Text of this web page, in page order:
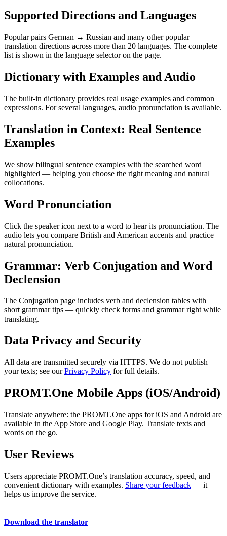
Supported Directions and Languages
Popular pairs German ↔ Russian and many other popular
translation directions across more than 20 languages. The complete
list is shown in the language selector on the page.
Dictionary with Examples and Audio
The built-in dictionary provides real usage examples and common
expressions. For several languages, audio pronunciation is available.
Translation in Context: Real Sentence
Examples
We show bilingual sentence examples with the searched word
highlighted — helping you choose the right meaning and natural
collocations.
Word Pronunciation
Click the speaker icon next to a word to hear its pronunciation. The
audio lets you compare British and American accents and practice
natural pronunciation.
Grammar: Verb Conjugation and Word
Declension
The Conjugation page includes verb and declension tables with
short grammar tips — quickly check forms and grammar right while
translating.
Data Privacy and Security
All data are transmitted securely via HTTPS. We do not publish
your texts; see ourPrivacy Policy for full details.
PROMT.One Mobile Apps (iOS/Android)
Translate anywhere: the PROMT.One apps for iOS and Android are
available in the App Store and Google Play. Translate texts and
words on the go.
User Reviews
Users appreciate PROMT.One’s translation accuracy, speed, and
convenient dictionary with examples. Share your feedback — it
helps us improve the service.
Download the translator